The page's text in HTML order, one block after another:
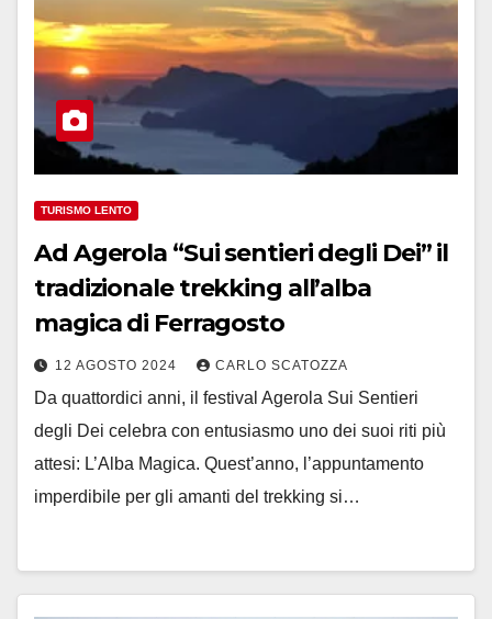
TURISMO LENTO
Ad Agerola “Sui sentieri degli Dei” il
tradizionale trekking all’alba
magica di Ferragosto
12 AGOSTO 2024 CARLO SCATOZZA
Da quattordici anni, il festival Agerola Sui Sentieri
degli Dei celebra con entusiasmo uno dei suoi riti più
attesi: L’Alba Magica. Quest’anno, l’appuntamento
imperdibile per gli amanti del trekking si…